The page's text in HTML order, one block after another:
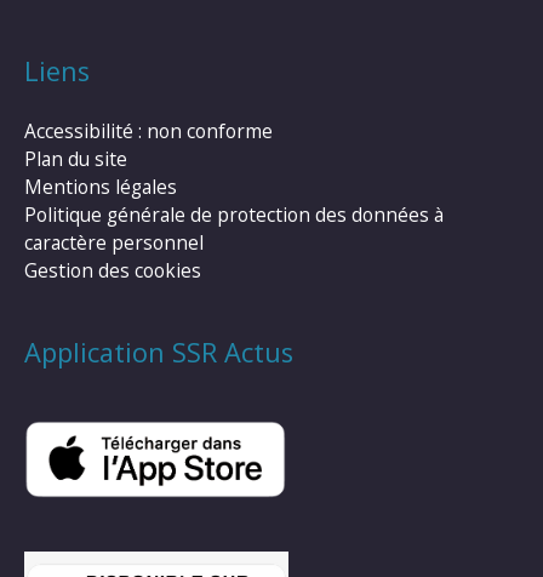
Liens
Accessibilité : non conforme
Plan du site
Mentions légales
Politique générale de protection des données à
caractère personnel
Gestion des cookies
Application SSR Actus